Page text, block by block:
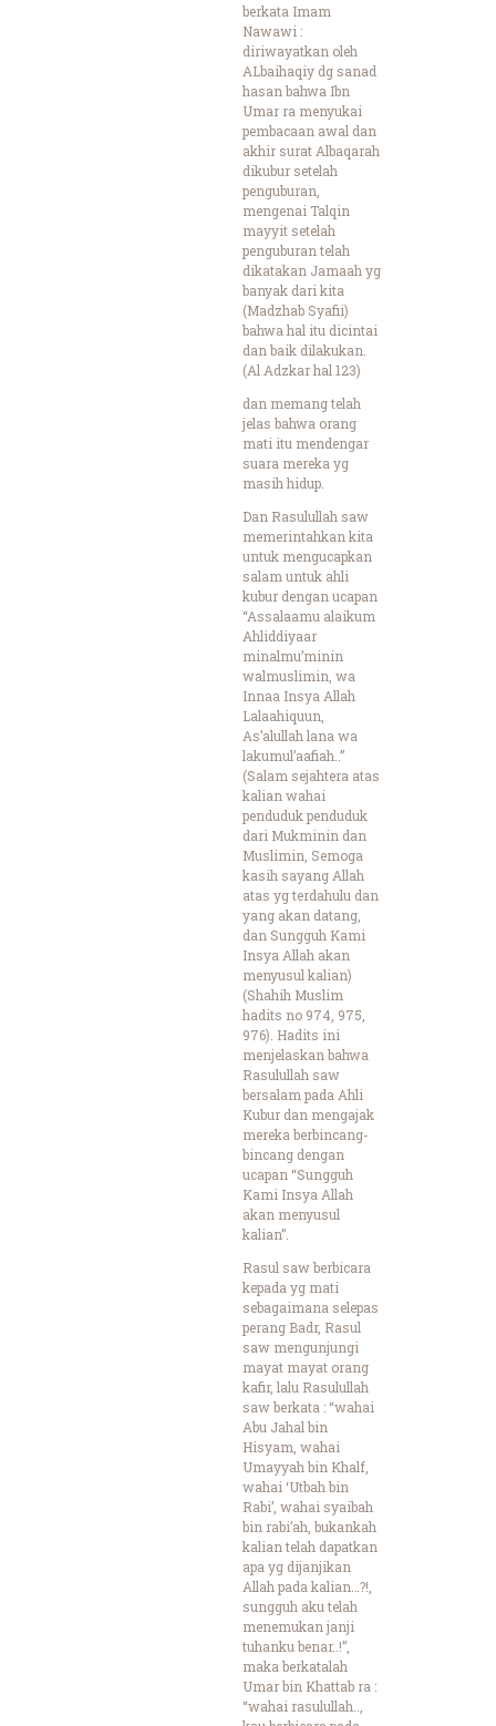
berkata Imam
Nawawi :
diriwayatkan oleh
ALbaihaqiy dg sanad
hasan bahwa Ibn
Umar ra menyukai
pembacaan awal dan
akhir surat Albaqarah
dikubur setelah
penguburan,
mengenai Talqin
mayyit setelah
penguburan telah
dikatakan Jamaah yg
banyak dari kita
(Madzhab Syafii)
bahwa hal itu dicintai
dan baik dilakukan.
(Al Adzkar hal 123)
dan memang telah
jelas bahwa orang
mati itu mendengar
suara mereka yg
masih hidup.
Dan Rasulullah saw
memerintahkan kita
untuk mengucapkan
salam untuk ahli
kubur dengan ucapan
“Assalaamu alaikum
Ahliddiyaar
minalmu’minin
walmuslimin, wa
Innaa Insya Allah
Lalaahiquun,
As’alullah lana wa
lakumul’aafiah..”
(Salam sejahtera atas
kalian wahai
penduduk penduduk
dari Mukminin dan
Muslimin, Semoga
kasih sayang Allah
atas yg terdahulu dan
yang akan datang,
dan Sungguh Kami
Insya Allah akan
menyusul kalian)
(Shahih Muslim
hadits no 974, 975,
976). Hadits ini
menjelaskan bahwa
Rasulullah saw
bersalam pada Ahli
Kubur dan mengajak
mereka berbincang-
bincang dengan
ucapan “Sungguh
Kami Insya Allah
akan menyusul
kalian”.
Rasul saw berbicara
kepada yg mati
sebagaimana selepas
perang Badr, Rasul
saw mengunjungi
mayat mayat orang
kafir, lalu Rasulullah
saw berkata : “wahai
Abu Jahal bin
Hisyam, wahai
Umayyah bin Khalf,
wahai ‘Utbah bin
Rabi’, wahai syaibah
bin rabi’ah, bukankah
kalian telah dapatkan
apa yg dijanjikan
Allah pada kalian…?!,
sungguh aku telah
menemukan janji
tuhanku benar..!”,
maka berkatalah
Umar bin Khattab ra :
“wahai rasulullah..,